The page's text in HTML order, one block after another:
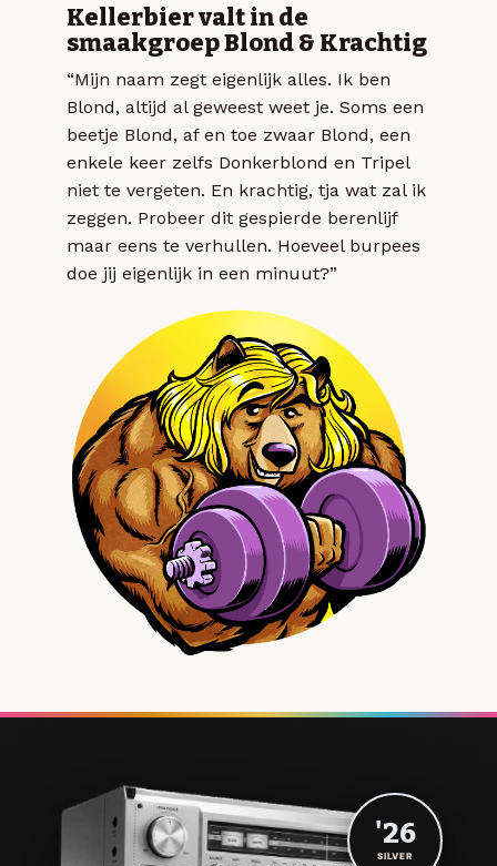
Kellerbier valt in de
smaakgroep Blond & Krachtig
“Mijn naam zegt eigenlijk alles. Ik ben
Blond, altijd al geweest weet je. Soms een
beetje Blond, af en toe zwaar Blond, een
enkele keer zelfs Donkerblond en Tripel
niet te vergeten. En krachtig, tja wat zal ik
zeggen. Probeer dit gespierde berenlijf
maar eens te verhullen. Hoeveel burpees
doe jij eigenlijk in een minuut?”
'26
SILVER